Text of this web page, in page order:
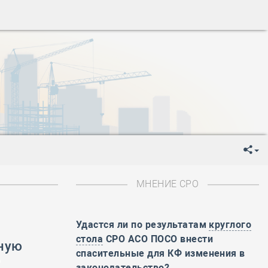
День Государственного флага Российской Федерации
-День знаний
День сотрудника органов внутренних дел РФ
День полного освобождения Ленинграда от фашистской
Весны и Труда
Победы!
День Государственного флага Российской Федерации
День полного освобождения Ленинграда от фашистской
Весны и Труда
Победы!
МНЕНИЕ СРО
Удастся ли по результатам круглого
стола СРО АСО ПОСО внести
спасительные для КФ изменения в